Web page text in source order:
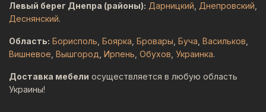
Левый берег Днепра (районы): Дарницкий Днепровский
Деснянский.
Область: Борисполь Боярка Бровары Буча Васильков
Вишневое Вышгород Ирпень Обухов Украинка.
Доставка мебели осуществляется в любую область
Украины!